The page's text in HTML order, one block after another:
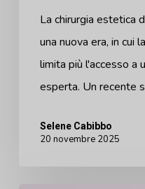
conversione
nelle
consultazioni
La chirurgia estetica
una nuova era, in cui
limita più l'accesso a
esperta. Un recente
Selene Cabibbo
20 novembre 2025